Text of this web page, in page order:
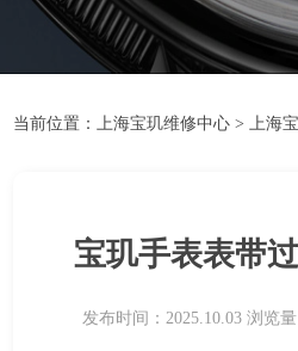
当前位置： 上海宝玑维修中心 > 上海
宝玑手表表带
发布时间：2025.10.03 浏览量